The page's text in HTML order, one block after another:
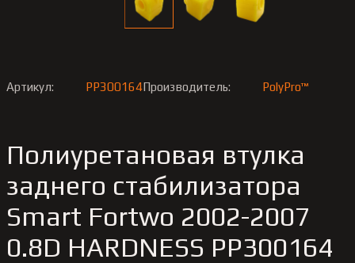
Артикул: PP300164Производитель: PolyPro™
Полиуретановая втулка
заднего стабилизатора
Smart Fortwo 2002-2007
0.8D HARDNESS PP300164